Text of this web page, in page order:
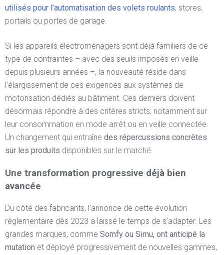
utilisés pour l’automatisation des volets roulants, stores,
portails ou portes de garage.
Si les appareils électroménagers sont déjà familiers de ce
type de contraintes – avec des seuils imposés en veille
depuis plusieurs années –, la nouveauté réside dans
l’élargissement de ces exigences aux systèmes de
motorisation dédiés au bâtiment. Ces derniers doivent
désormais répondre à des critères stricts, notamment sur
leur consommation en mode arrêt ou en veille connectée.
Un changement qui entraîne des répercussions concrètes
sur les produits disponibles sur le marché.
Une transformation progressive déjà bien
avancée
Du côté des fabricants, l’annonce de cette évolution
réglementaire dès 2023 a laissé le temps de s’adapter. Les
grandes marques, comme Somfy ou Simu, ont anticipé la
mutation et déployé progressivement de nouvelles gammes,